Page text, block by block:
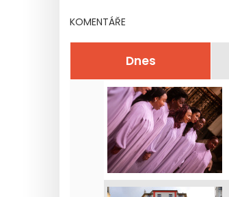
KOMENTÁŘE
Dnes